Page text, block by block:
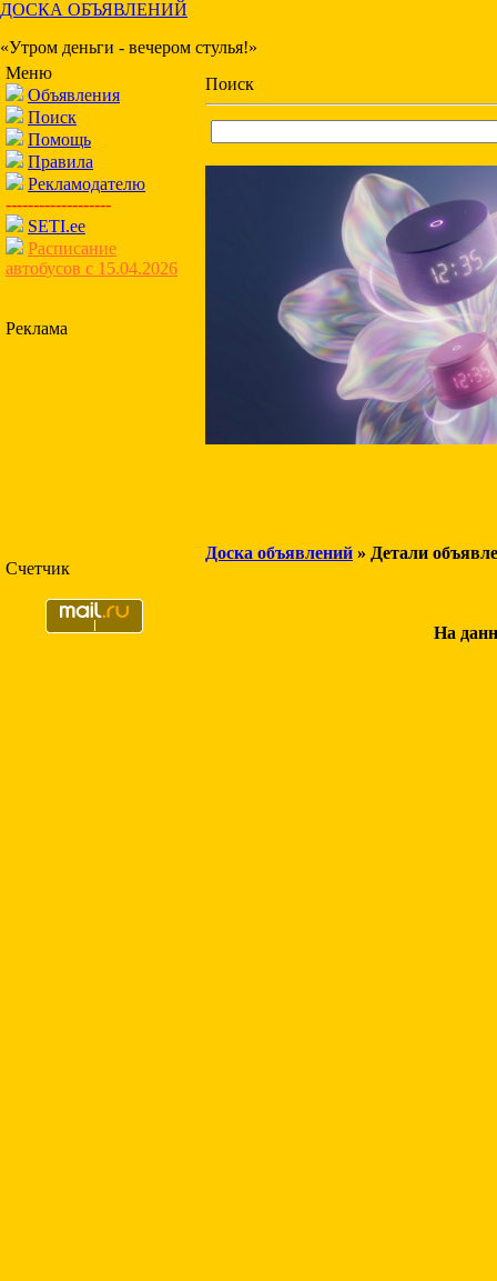
ДОСКА ОБЪЯВЛЕНИЙ
«Утром деньги - вечером стулья!»
Меню
Объявления
Поиск
Помощь
Правила
Рекламодателю
-------------------
SETI.ee
Расписание
автобусов с 15.04.2026
Реклама
Счетчик
Поиск
Доска объявлений » Детали
На